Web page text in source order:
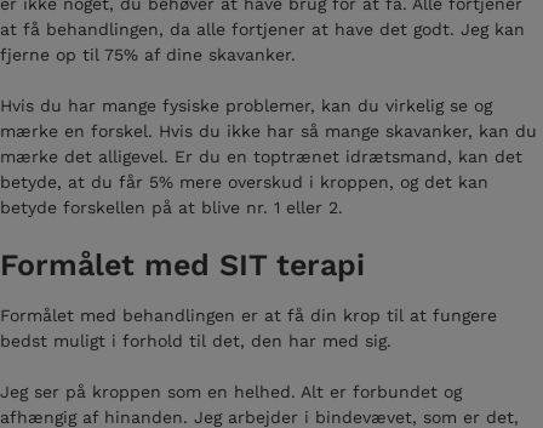
at få behandlingen, da alle fortjener at have det godt. Jeg kan
fjerne op til 75% af dine skavanker.
Hvis du har mange fysiske problemer, kan du virkelig se og
mærke en forskel. Hvis du ikke har så mange skavanker, kan du
mærke det alligevel. Er du en toptrænet idrætsmand, kan det
betyde, at du får 5% mere overskud i kroppen, og det kan
betyde forskellen på at blive nr. 1 eller 2.
Formålet med SIT terapi
Formålet med behandlingen er at få din krop til at fungere
bedst muligt i forhold til det, den har med sig.
Jeg ser på kroppen som en helhed. Alt er forbundet og
afhængig af hinanden. Jeg arbejder i bindevævet, som er det,